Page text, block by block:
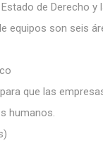
de Derecho
son seis
que las
humanos.